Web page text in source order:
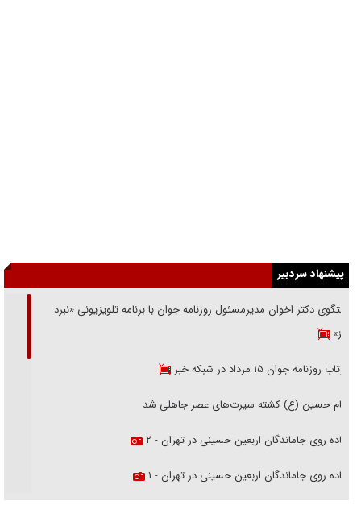
پیشنهاد سردبیر
گفتگوی دکتر اخوان مدیرمسئول روزنامه جوان با برنامه تلویزیونی «نبرد
هرمز»
بازتاب روزنامه جوان ۱۵ مرداد در شبکه خبر
امام حسین (ع) کشته سیرت‌های عصر جاهلی شد
پیاده روی جاماندگان اربعین حسینی در تهران - ۲
پیاده روی جاماندگان اربعین حسینی در تهران - ۱